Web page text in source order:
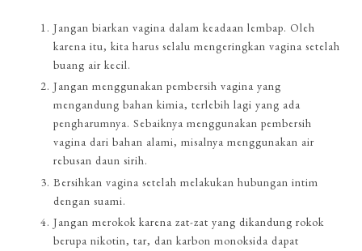
Jangan biarkan vagina dalam keadaan lembap. Oleh
karena itu, kita harus selalu mengeringkan vagina setelah
buang air kecil.
Jangan menggunakan pembersih vagina yang
mengandung bahan kimia, terlebih lagi yang ada
pengharumnya. Sebaiknya menggunakan pembersih
vagina dari bahan alami, misalnya menggunakan air
rebusan daun sirih.
Bersihkan vagina setelah melakukan hubungan intim
dengan suami.
Jangan merokok karena zat-zat yang dikandung rokok
berupa nikotin, tar, dan karbon monoksida dapat